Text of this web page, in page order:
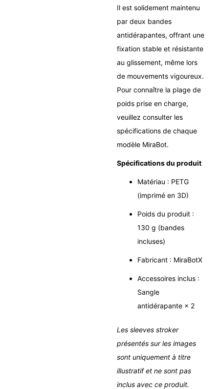
Il est solidement maintenu
par deux bandes
antidérapantes, offrant une
fixation stable et résistante
au glissement, même lors
de mouvements vigoureux.
Pour connaître la plage de
poids prise en charge,
veuillez consulter les
spécifications de chaque
modèle MiraBot.
Spécifications du produit
Matériau : PETG
(imprimé en 3D)
Poids du produit :
130 g (bandes
incluses)
Fabricant : MiraBotX
Accessoires inclus :
Sangle
antidérapante × 2
Les sleeves stroker
présentés sur les images
sont uniquement à titre
illustratif et ne sont pas
inclus avec ce produit.